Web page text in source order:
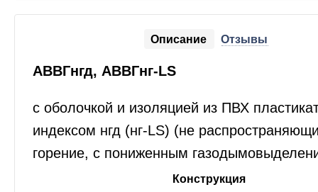
Описание Отзывы
АВВГнгд, АВВГнг-LS
с оболочкой и изоляцией из ПВХ
индексом нгд (нг-LS) (не
горение, с пониженным
Конструкция